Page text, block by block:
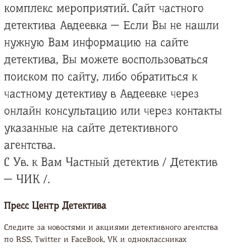
комплекс мероприятий. Сайт частного
детектива Авдеевка — Если Вы не нашли
нужную Вам информацию на сайте
детектива, Вы можете воспользоваться
поиском по сайту, либо обратиться к
частному детективу в Авдеевке через
онлайн консультацию или через контакты
указанные на сайте детективного
агентства.
С Ув. к Вам Частный детектив / Детектив
— ЧИК /.
Пресс Центр Детектива
Следите за новостями и акциями детективного агентства
по RSS, Twitter и FaсeBook, VK и одноклассниках